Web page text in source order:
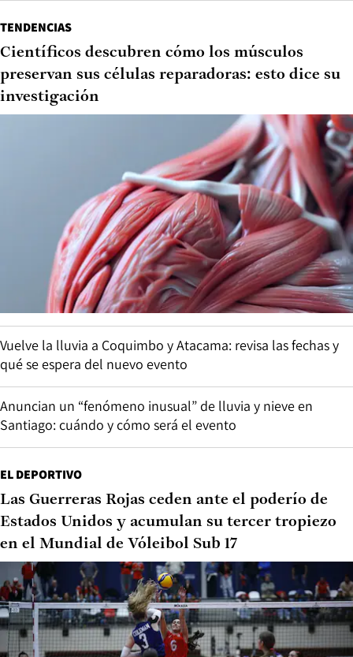
TENDENCIAS
Científicos descubren cómo los músculos
preservan sus células reparadoras: esto dice su
investigación
Vuelve la lluvia a Coquimbo y Atacama: revisa las fechas y
qué se espera del nuevo evento
Anuncian un “fenómeno inusual” de lluvia y nieve en
Santiago: cuándo y cómo será el evento
EL DEPORTIVO
Las Guerreras Rojas ceden ante el poderío de
Estados Unidos y acumulan su tercer tropiezo
en el Mundial de Vóleibol Sub 17